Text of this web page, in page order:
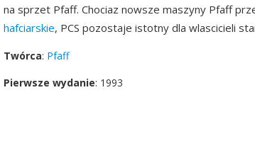
na sprzet Pfaff. Chociaz nowsze maszyny Pfaff
hafciarskie, PCS pozostaje istotny dla wlascicieli
Twórca: Pfaff
Pierwsze wydanie: 1993